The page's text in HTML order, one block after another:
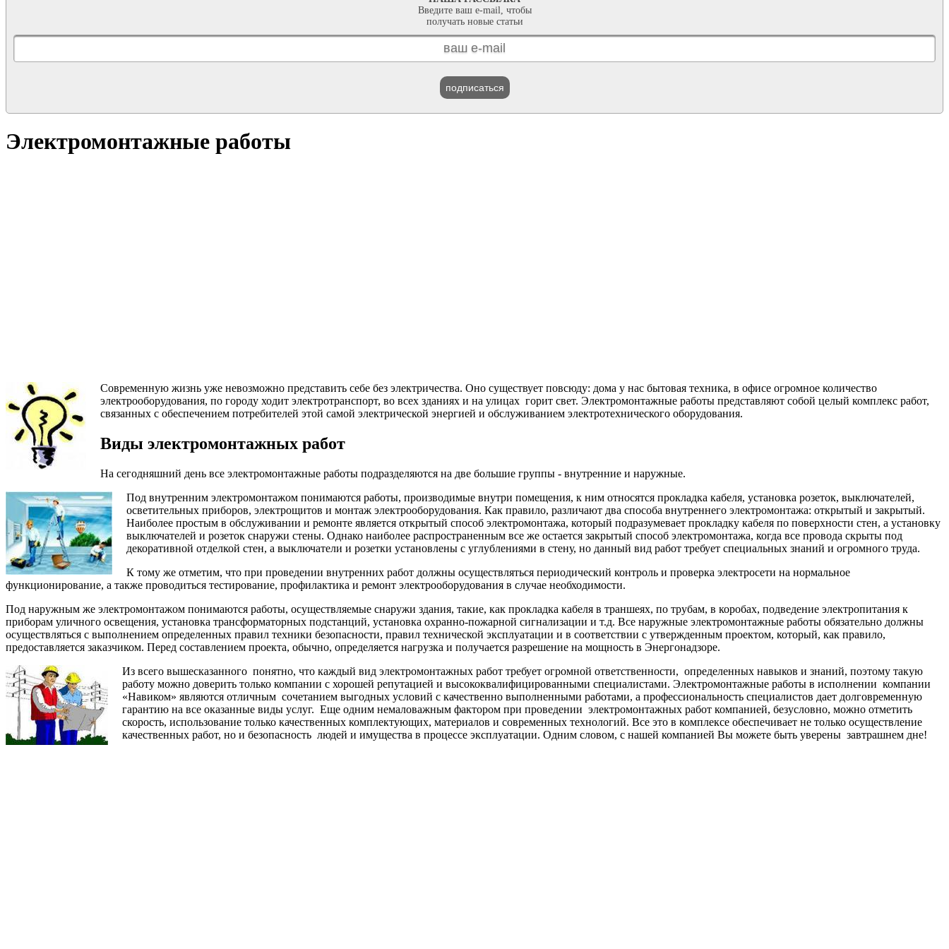
Введите ваш e-mail, чтобы
получать новые статьи
подписаться
Электромонтажные работы
Современную жизнь уже невозможно представить себе без электричества. Оно существует повсюду: дома у нас бытовая техника, в офисе огромное количество
электрооборудования, по городу ходит электротранспорт, во всех зданиях и на улицах горит свет. Электромонтажные работы представляют собой целый комплекс работ,
связанных с обеспечением потребителей этой самой электрической энергией и обслуживанием электротехнического оборудования.
Виды электромонтажных работ
На сегодняшний день все электромонтажные работы подразделяются на две большие группы - внутренние и наружные.
Под внутренним электромонтажом понимаются работы, производимые внутри помещения, к ним относятся прокладка кабеля, установка розеток, выключателей,
осветительных приборов, электрощитов и монтаж электрооборудования. Как правило, различают два способа внутреннего электромонтажа: открытый и закрытый.
Наиболее простым в обслуживании и ремонте является открытый способ электромонтажа, который подразумевает прокладку кабеля по поверхности стен, а установку
выключателей и розеток снаружи стены. Однако наиболее распространенным все же остается закрытый способ электромонтажа, когда все провода скрыты под
декоративной отделкой стен, а выключатели и розетки установлены с углублениями в стену, но данный вид работ требует специальных знаний и огромного труда.
К тому же отметим, что при проведении внутренних работ должны осуществляться периодический контроль и проверка электросети на нормальное
функционирование, а также проводиться тестирование, профилактика и ремонт электрооборудования в случае необходимости.
Под наружным же электромонтажом понимаются работы, осуществляемые снаружи здания, такие, как прокладка кабеля в траншеях, по трубам, в коробах, подведение электропитания к
приборам уличного освещения, установка трансформаторных подстанций, установка охранно-пожарной сигнализации и т.д. Все наружные электромонтажные работы обязательно должны
осуществляться с выполнением определенных правил техники безопасности, правил технической эксплуатации и в соответствии с утвержденным проектом, который, как правило,
предоставляется заказчиком. Перед составлением проекта, обычно, определяется нагрузка и получается разрешение на мощность в Энергонадзоре.
Из всего вышесказанного понятно, что каждый вид электромонтажных работ требует огромной ответственности, определенных навыков и знаний, поэтому такую
работу можно доверить только компании с хорошей репутацией и высококвалифицированными специалистами. Электромонтажные работы в исполнении компании
«Навиком» являются отличным сочетанием выгодных условий с качественно выполненными работами, а профессиональность специалистов дает долговременную
гарантию на все оказанные виды услуг. Еще одним немаловажным фактором при проведении электромонтажных работ компанией, безусловно, можно отметить
скорость, использование только качественных комплектующих, материалов и современных технологий. Все это в комплексе обеспечивает не только осуществление
качественных работ, но и безопасность людей и имущества в процессе эксплуатации. Одним словом, с нашей компанией Вы можете быть уверены завтрашнем дне!